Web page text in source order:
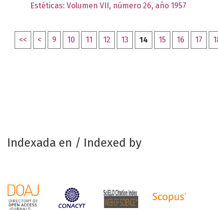
Estéticas: Volumen VII, número 26, año 1957
<< < 9 10 11 12 13 14 15 16 17
Indexada en / Indexed by